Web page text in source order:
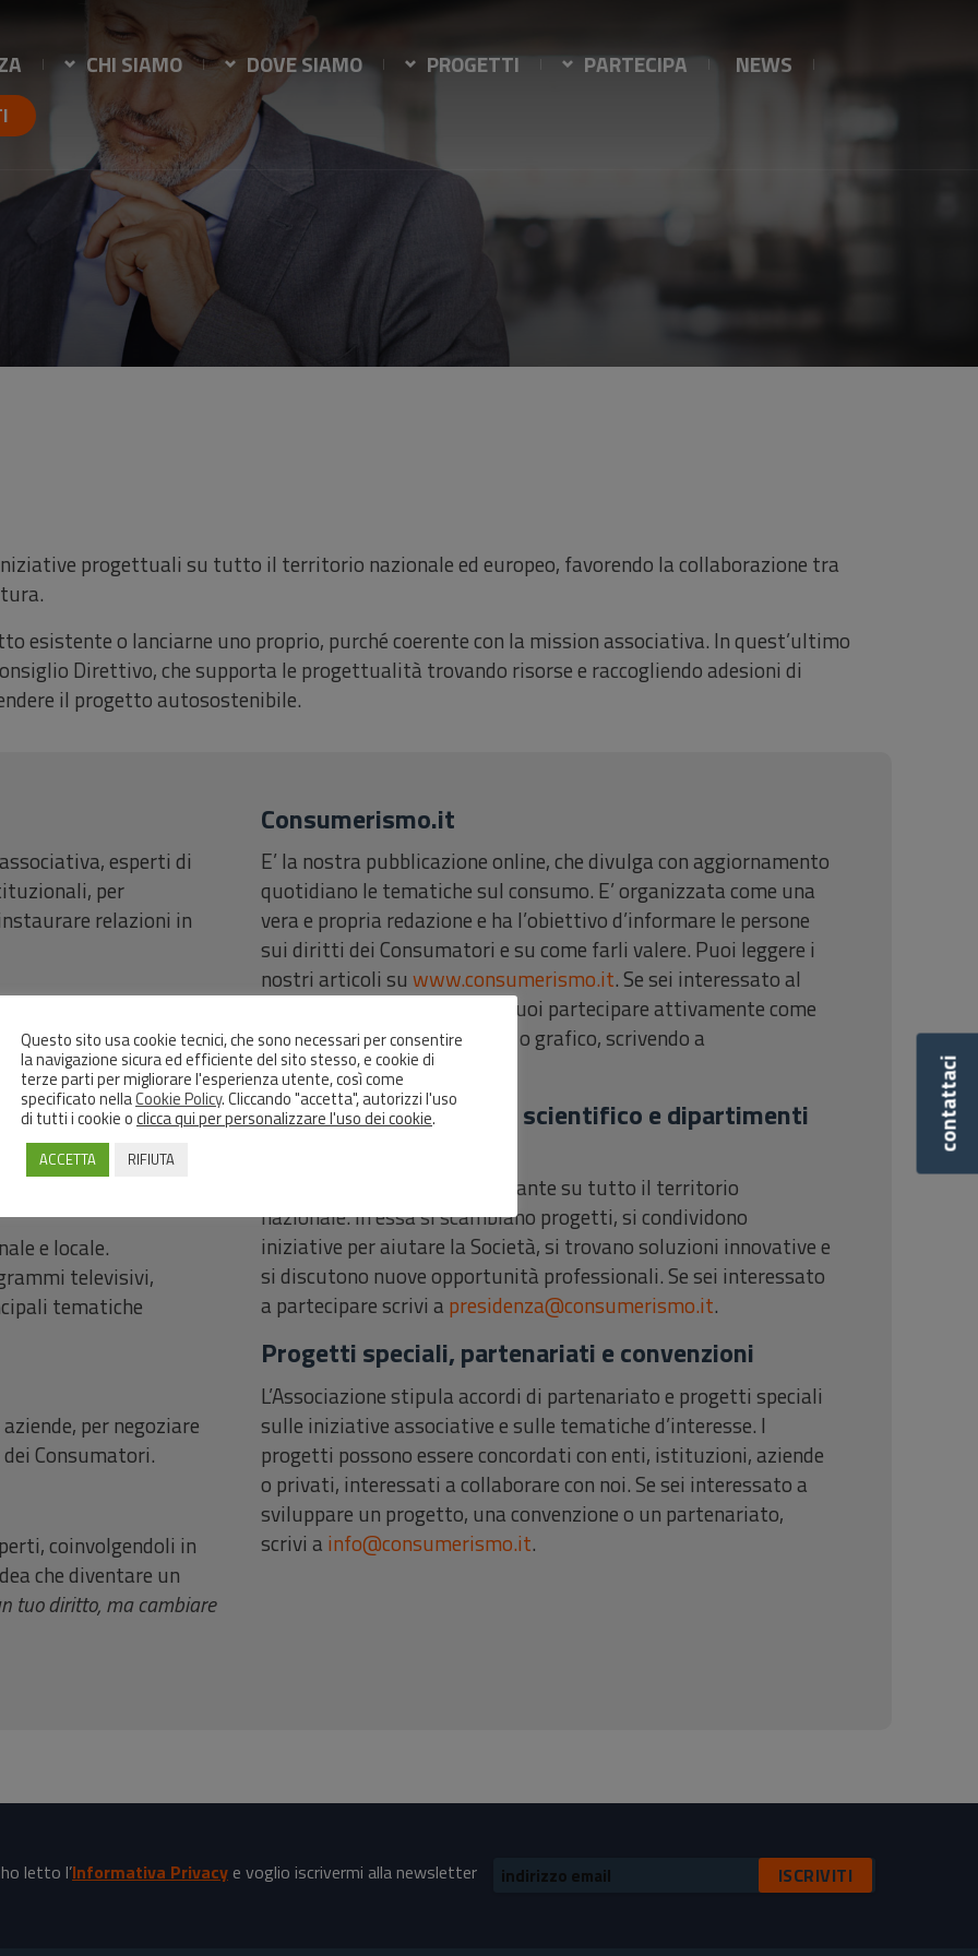
CHI SIAMO DOVE SIAMO PROGETTI PARTECIPA NEWS
progettuali su tutto il territorio nazionale ed europeo, favorendo la collaborazione tra
esistente o lanciarne uno proprio, purché coerente con la mission associativa. In quest’ultimo
Direttivo, che supporta le progettualità trovando risorse e raccogliendo adesioni di
il progetto autosostenibile.
esperti di
per
relazioni in
e necessario per farsi
contaminazione
appuntamenti
agli altri come
e locale.
televisivi,
tematiche
per negoziare
Consumatori.
coinvolgendoli in
che diventare un
tuo diritto, ma cambiare
Consumerismo.it
E’ la nostra pubblicazione online, che divulga con aggiornamento
quotidiano le tematiche sul consumo. E’ organizzata come una
vera e propria redazione e ha l’obiettivo d’informare le persone
sui diritti dei Consumatori e su come farli valere. Puoi leggere i
nostri articoli su www.consumerismo.it. Se sei interessato al
progetto Consumerismo.it, puoi partecipare attivamente come
editor di articoli, videomaker o grafico, scrivendo a
info@consumerismo.it
Centro studi, comitato scientifico e dipartimenti
E’ la nostra Community, operante su tutto il territorio
nazionale. In essa si scambiano progetti, si condividono
iniziative per aiutare la Società, si trovano soluzioni innovative e
si discutono nuove opportunità professionali. Se sei interessato
a partecipare scrivi a presidenza@consumerismo.it.
Progetti speciali, partenariati e convenzioni
L’Associazione stipula accordi di partenariato e progetti speciali
sulle iniziative associative e sulle tematiche d’interesse. I
progetti possono essere concordati con enti, istituzioni, aziende
o privati, interessati a collaborare con noi. Se sei interessato a
sviluppare un progetto, una convenzione o un partenariato,
scrivi a info@consumerismo.it.
ho letto l’Informativa Privacy e voglio iscrivermi alla newsletter
contattaci
Questo sito usa cookie tecnici, che sono necessari per consentire
la navigazione sicura ed efficiente del sito stesso, e cookie di
terze parti per migliorare l'esperienza utente, così come
specificato nellaCookie Policy. Cliccando "accetta", autorizzi l'uso
di tutti i cookie oclicca qui per personalizzare l'uso dei cookie.
ACCETTA RIFIUTA